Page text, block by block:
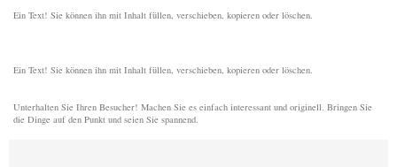
Ein Text! Sie können ihn mit Inhalt füllen, verschieben, kopieren oder löschen.
Ein Text! Sie können ihn mit Inhalt füllen, verschieben, kopieren oder löschen.
Unterhalten Sie Ihren Besucher! Machen Sie es einfach interessant und originell. Bringen Sie
die Dinge auf den Punkt und seien Sie spannend.